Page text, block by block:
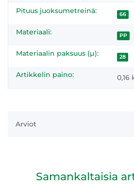
Pituus juoksumetreinä: 66
Materiaali: PP
Materiaalin paksuus (µ): 28
Artikkelin paino: 0,16
Arviot
Samankaltaisia